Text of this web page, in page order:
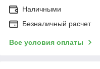
Наличными
Безналичный расчет
Все условия оплаты